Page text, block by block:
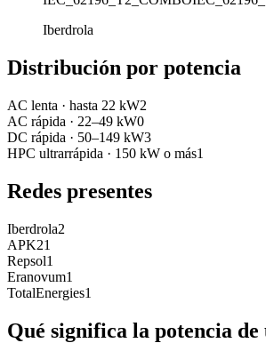
Iberdrola
Distribución por potencia
AC lenta · hasta 22 kW2
AC rápida · 22–49 kW0
DC rápida · 50–149 kW3
HPC ultrarrápida · 150 kW o más1
Redes presentes
Iberdrola2
APK21
Repsol1
Eranovum1
TotalEnergies1
Qué significa la potencia